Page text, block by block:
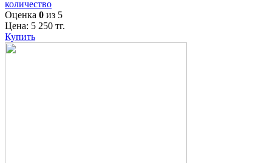
количество
Оценка 0 из 5
Цена: 5 250 тг.
Купить